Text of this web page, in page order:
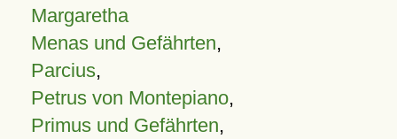
Margaretha
Menas und Gefährten,
Parcius,
Petrus von Montepiano,
Primus und Gefährten,